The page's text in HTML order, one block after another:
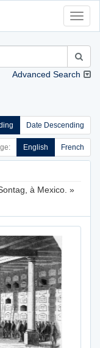
Advanced Search
Date Descending
English French
à Mexico. »